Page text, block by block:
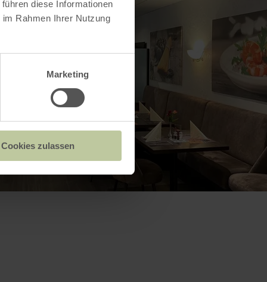
diese Informationen
Rahmen Ihrer Nutzung
Marketing
Cookies zulassen